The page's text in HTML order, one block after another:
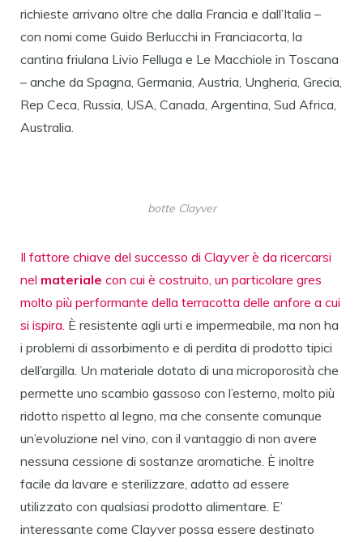
richieste arrivano oltre che dalla Francia e dall’Italia –
con nomi come Guido Berlucchi in Franciacorta, la
cantina friulana Livio Felluga e Le Macchiole in Toscana
– anche da Spagna, Germania, Austria, Ungheria, Grecia,
Rep Ceca, Russia, USA, Canada, Argentina, Sud Africa,
Australia.
botte Clayver
Il fattore chiave del successo di Clayver è da ricercarsi
nel materiale con cui è costruito, un particolare gres
molto più performante della terracotta delle anfore a cui
si ispira. È resistente agli urti e impermeabile, ma non ha
i problemi di assorbimento e di perdita di prodotto tipici
dell’argilla. Un materiale dotato di una microporosità che
permette uno scambio gassoso con l’esterno, molto più
ridotto rispetto al legno, ma che consente comunque
un’evoluzione nel vino, con il vantaggio di non avere
nessuna cessione di sostanze aromatiche. È inoltre
facile da lavare e sterilizzare, adatto ad essere
utilizzato con qualsiasi prodotto alimentare. E’
interessante come Clayver possa essere destinato